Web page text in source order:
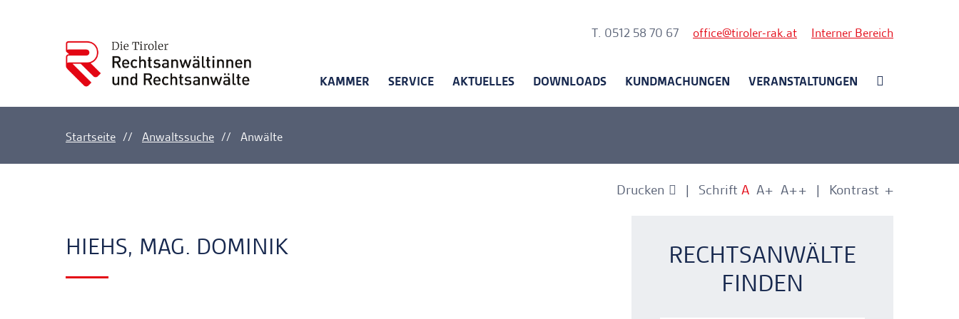
T. 0512 58 70 67 office tiroler-rak.at Interner Bereich
KAMMER SERVICE AKTUELLES DOWNLOADS KUNDMACHUNGEN VERANSTALTUNGEN
Startseite Anwaltssuche Anwälte
Drucken Schrift A A+ A++ Kontrast +
-
HIEHS, MAG. DOMINIK
RECHTSANWÄLTE
FINDEN